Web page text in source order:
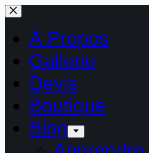
Passer
au
contenuÀ Propos
Gallerie
Devis
Boutique
Blog